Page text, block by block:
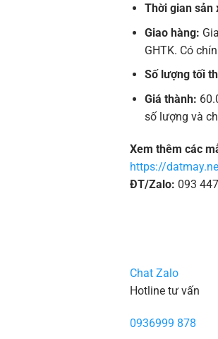
Thời gian sản
Giao hàng:
GHTK. Có
Số lượng tối
Giá thành:
số lượng và
Xem thêm các
https://
ĐT/Zalo: 093
Chat Zalo
Hotline tư vấn
0936999 878